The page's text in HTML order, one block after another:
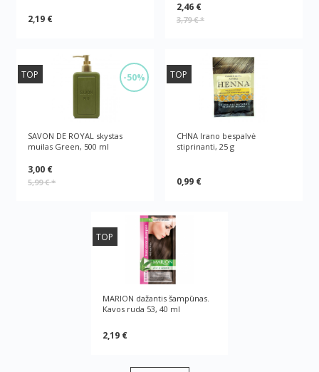
2,19 €
2,46 €
3,79 €*
-50%
TOP
SAVON DE ROYAL skystas
muilas Green, 500 ml
3,00 €
5,99 €*
TOP
CHNA Irano bespalvė
stiprinanti, 25 g
0,99 €
TOP
MARION dažantis šampūnas.
Kavos ruda 53, 40 ml
2,19 €